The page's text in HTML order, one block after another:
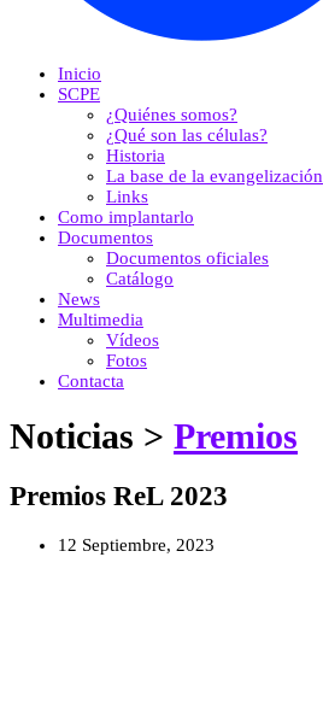
Inicio
SCPE
¿Quiénes somos?
¿Qué son las células?
Historia
La base de la evangelización
Links
Como implantarlo
Documentos
Documentos oficiales
Catálogo
News
Multimedia
Vídeos
Fotos
Contacta
Noticias > Premios
Premios ReL 2023
12 Septiembre, 2023